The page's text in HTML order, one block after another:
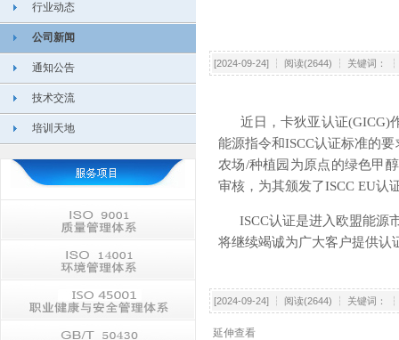
行业动态
公司新闻
通知公告
技术交流
培训天地
[2024-09-24] ┆ 阅读(2644) ┆ 关键词：
近日，卡狄亚认证(GICG)作
能源指令和ISCC认证标准的
农场/种植园为原点的绿色甲
审核，为其颁发了ISCC EU认
ISCC认证是进入欧盟能源
将继续竭诚为广大客户提供认
[2024-09-24] ┆ 阅读(2644) ┆ 关键词：
延伸查看